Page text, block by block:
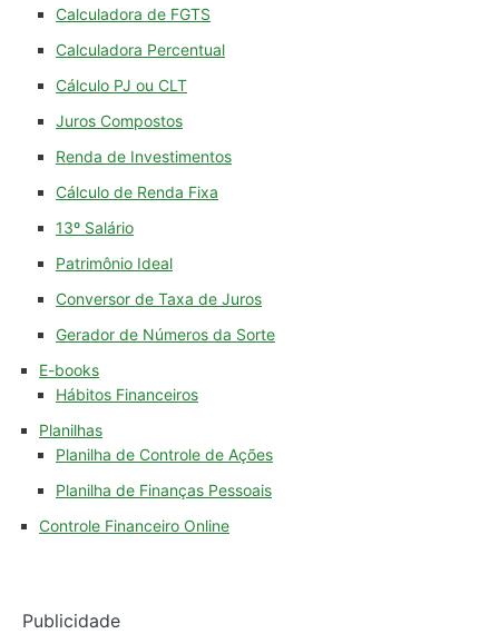
Calculadora de FGTS
Calculadora Percentual
Cálculo PJ ou CLT
Juros Compostos
Renda de Investimentos
Cálculo de Renda Fixa
13º Salário
Patrimônio Ideal
Conversor de Taxa de Juros
Gerador de Números da Sorte
E-books
Hábitos Financeiros
Planilhas
Planilha de Controle de Ações
Planilha de Finanças Pessoais
Controle Financeiro Online
Publicidade